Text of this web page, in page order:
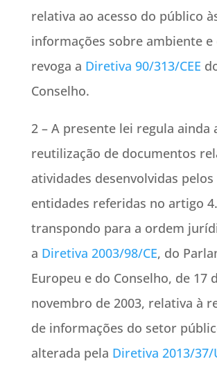
relativa ao acesso do público
informações sobre ambiente e
revoga a Diretiva 90/313/CEE
Conselho.
2 – A presente lei regula ainda
reutilização de documentos
atividades desenvolvidas
entidades referidas no artigo
transpondo para a ordem
a Diretiva 2003/98/CE, do
Europeu e do Conselho, de 17
novembro de 2003, relativa à
de informações do setor
alterada pela Diretiva 2013/37/